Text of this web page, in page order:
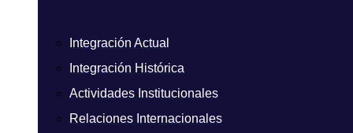
Integración Actual
Integración Histórica
Actividades Institucionales
Relaciones Internacionales